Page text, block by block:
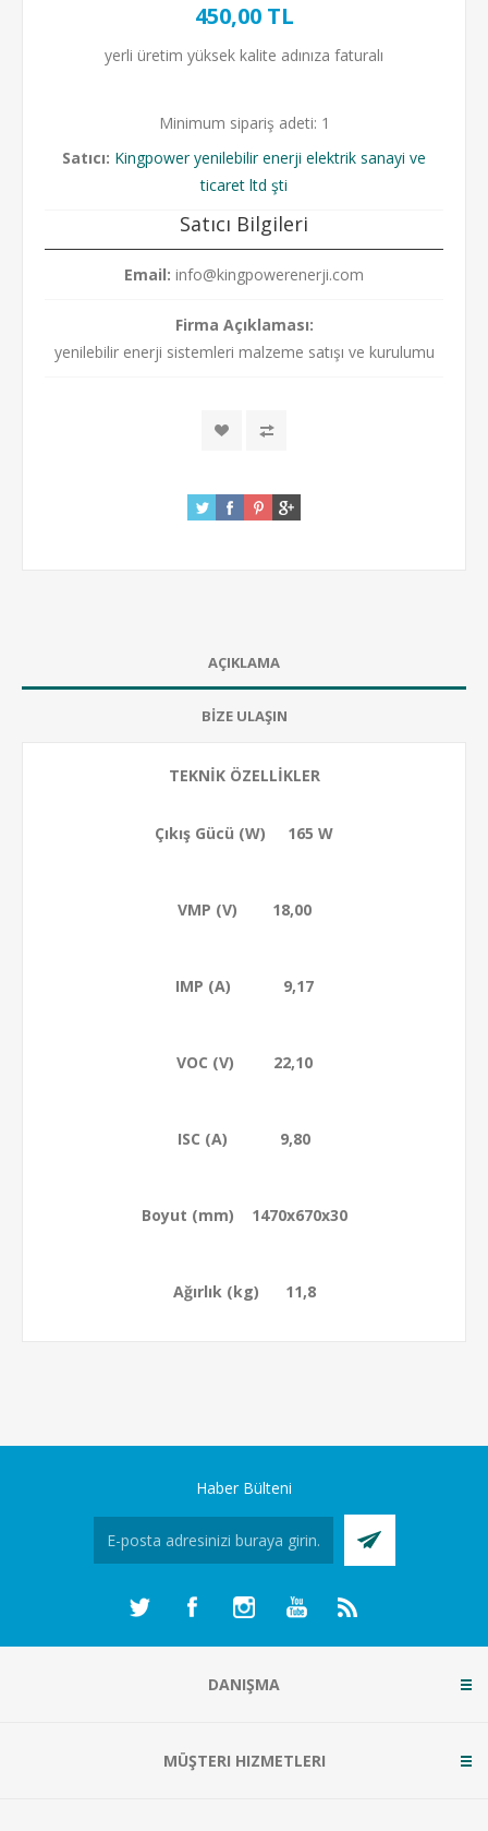
450,00 TL
yerli üretim yüksek kalite adınıza faturalı
Minimum sipariş adeti: 1
Satıcı: Kingpower yenilebilir enerji elektrik sanayi ve
ticaret ltd şti
Satıcı Bilgileri
Email: info@kingpowerenerji.com
Firma Açıklaması:
yenilebilir enerji sistemleri malzeme satışı ve kurulumu
AÇIKLAMA
BİZE ULAŞIN
TEKNİK ÖZELLİKLER
Çıkış Gücü (W) 165 W
VMP (V) 18,00
IMP (A) 9,17
VOC (V) 22,10
ISC (A) 9,80
Boyut (mm) 1470x670x30
Ağırlık (kg) 11,8
Haber Bülteni
DANIŞMA
MÜŞTERI HIZMETLERI